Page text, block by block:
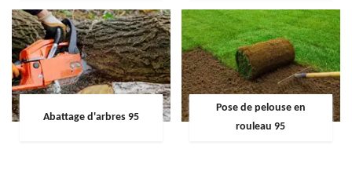
Abattage d'arbres 95
Pose de pelouse en
rouleau 95